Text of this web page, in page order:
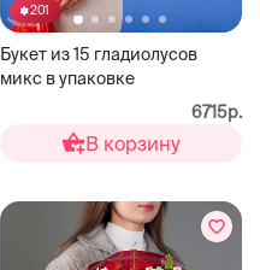
201
Букет из 15 гладиолусов
микс в упаковке
6715р.
В корзину